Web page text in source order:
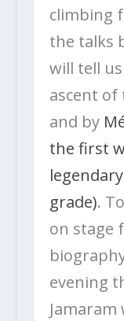
climbing
the talks
will tell
ascent of
and by
the first
grade).
on stage
evening